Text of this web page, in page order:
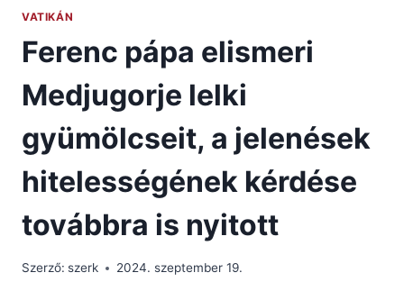
VATIKÁN
Ferenc pápa elismeri
Medjugorje lelki
gyümölcseit, a jelenések
hitelességének kérdése
továbbra is nyitott
Szerző: szerk 2024. szeptember 19.